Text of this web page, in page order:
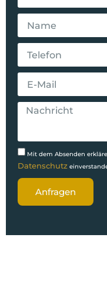
Mit dem Absenden
Datenschutz
Anfragen